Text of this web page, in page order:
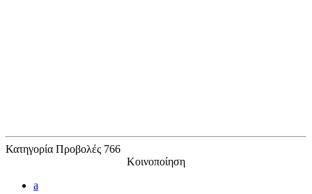
Κατηγορία Προβολές 766
Κοινοποίηση
a